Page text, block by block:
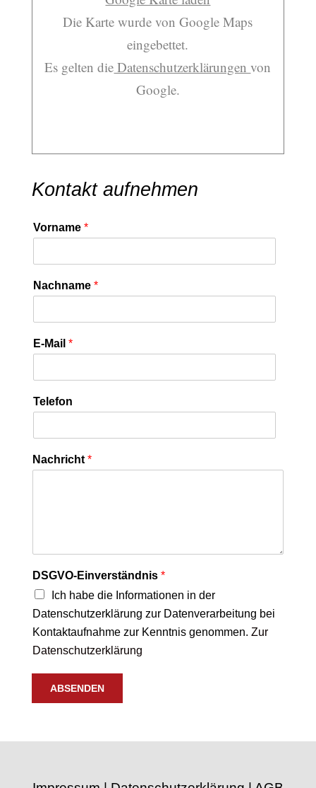
Die Karte wurde von Google Maps
eingebettet.
Es gelten die Datenschutzerklärungenvon
Google.
Kontakt aufnehmen
Vorname *
Nachname *
E-Mail *
Telefon
Nachricht *
DSGVO-Einverständnis *
Ich habe die Informationen in der
Datenschutzerklärung zur Datenverarbeitung bei
Kontaktaufnahme zur Kenntnis genommen. Zur
Datenschutzerklärung
ABSENDEN